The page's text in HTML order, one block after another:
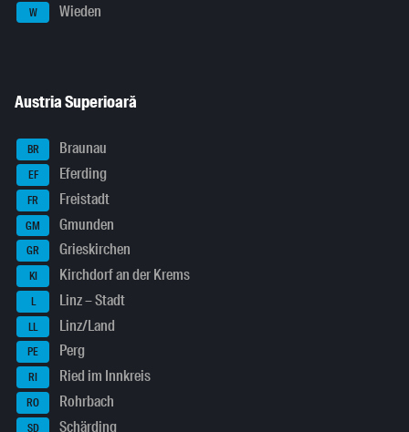
W Wieden
Austria Superioară
BR Braunau
EF Eferding
FR Freistadt
GM Gmunden
GR Grieskirchen
KI Kirchdorf an der Krems
L Linz – Stadt
LL Linz/Land
PE Perg
RI Ried im Innkreis
RO Rohrbach
SD Schärding